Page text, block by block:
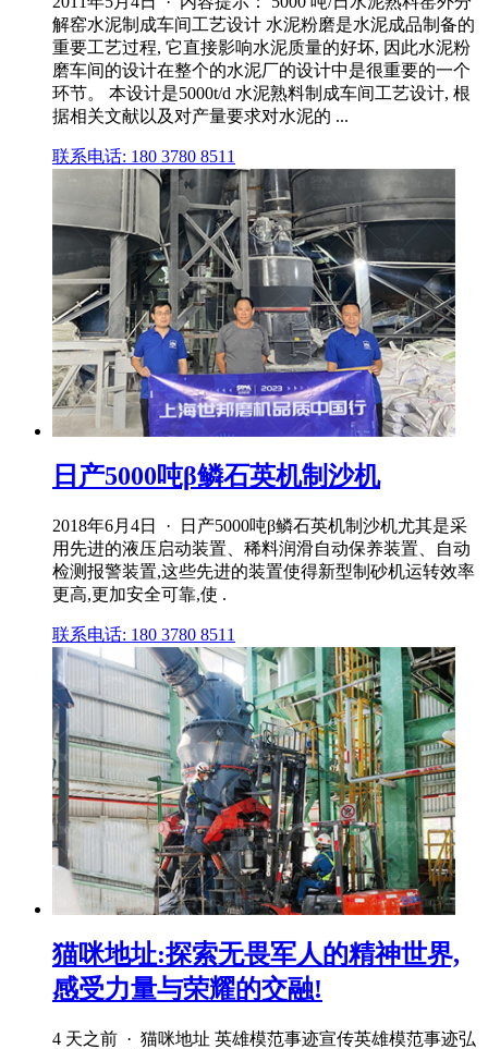
解窑水泥制成车间工艺设计 水泥粉磨是水泥成品制备的
重要工艺过程, 它直接影响水泥质量的好坏, 因此水泥粉
磨车间的设计在整个的水泥厂的设计中是很重要的一个
环节。 本设计是5000t/d 水泥熟料制成车间工艺设计, 根
据相关文献以及对产量要求对水泥的 ...
联系电话: 180 3780 8511
日产5000吨β鳞石英机制沙机
2018年6月4日 · 日产5000吨β鳞石英机制沙机尤其是采
用先进的液压启动装置、稀料润滑自动保养装置、自动
检测报警装置,这些先进的装置使得新型制砂机运转效率
更高,更加安全可靠,使 .
联系电话: 180 3780 8511
猫咪地址:探索无畏军人的精神世界,
感受力量与荣耀的交融!
4 天之前 · 猫咪地址 英雄模范事迹宣传英雄模范事迹弘